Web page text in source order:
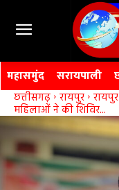
महासमुंद सरायपाली
छत्तीसगढ़ रायपुर
महिलाओं ने की शिविर...